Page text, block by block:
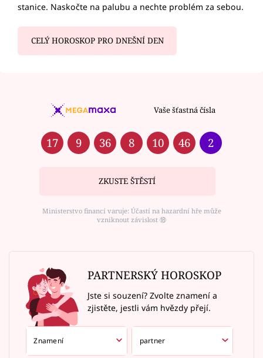
stanice. Naskočte na palubu a nechte problém za sebou.
CELÝ HOROSKOP PRO DNEŠNÍ DEN
Vaše šťastná čísla
17 9 36 8 10 46 2
ZKUSTE ŠTĚSTÍ
Ministerstvo financí varuje: Účastí na hazardní hře může
vzniknout závislost ⑱
PARTNERSKÝ HOROSKOP
Jste si souzení? Zvolte znamení a
zjistěte, jestli vám hvězdy přejí.